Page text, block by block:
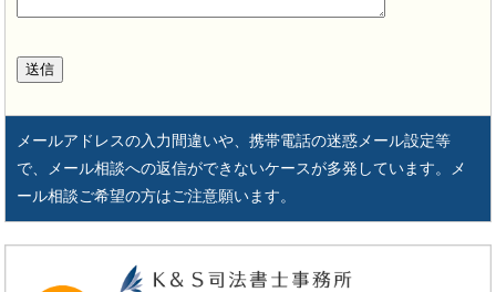
メールアドレスの入力間違いや、携帯電話の迷惑メール設定等
で、メール相談への返信ができないケースが多発しています。メ
ール相談ご希望の方はご注意願います。